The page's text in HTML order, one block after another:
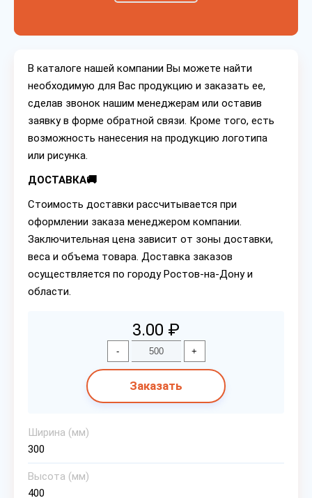
В каталоге нашей компании Вы можете найти
необходимую для Вас продукцию и заказать ее,
сделав звонок нашим менеджерам или оставив
заявку в форме обратной связи. Кроме того, есть
возможность нанесения на продукцию логотипа
или рисунка.
ДОСТАВКА🚚
Стоимость доставки рассчитывается при
оформлении заказа менеджером компании.
Заключительная цена зависит от зоны доставки,
веса и объема товара. Доставка заказов
осуществляется по городу Ростов-на-Дону и
области.
3.00 ₽
- +
Заказать
Ширина (мм)
300
Высота (мм)
400